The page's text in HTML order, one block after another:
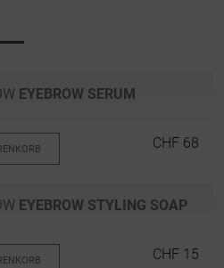
EYEBROW SERUM
CHF 68
EYEBROW STYLING SOAP
CHF 15